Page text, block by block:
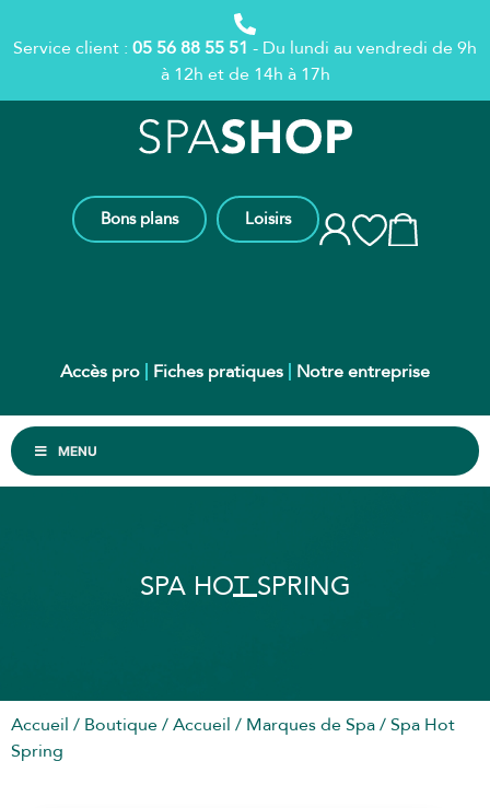
Service client : 05 56 88 55 51 - Du lundi au vendredi de 9h
à 12h et de 14h à 17h
Bons plans Loisirs
Accès pro Fiches pratiques Notre entreprise
MENU
SPA HOT SPRING
Accueil / Boutique/Accueil / Marques de Spa/ Spa Hot
Spring